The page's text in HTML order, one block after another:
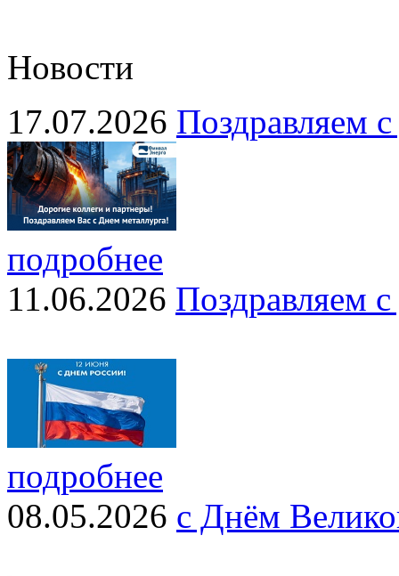
Новости
17.07.2026 Поздравляем
подробнее
11.06.2026 Поздравляем
подробнее
08.05.2026 с Днём